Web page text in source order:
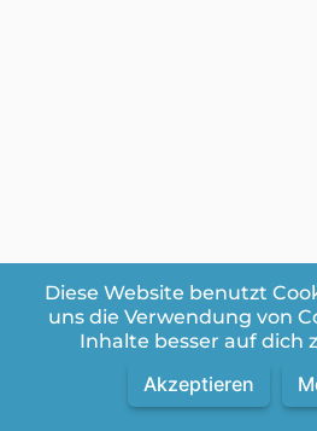
Diese Website benutzt
uns die Verwendung von
Inhalte besser auf dich
Akzeptieren